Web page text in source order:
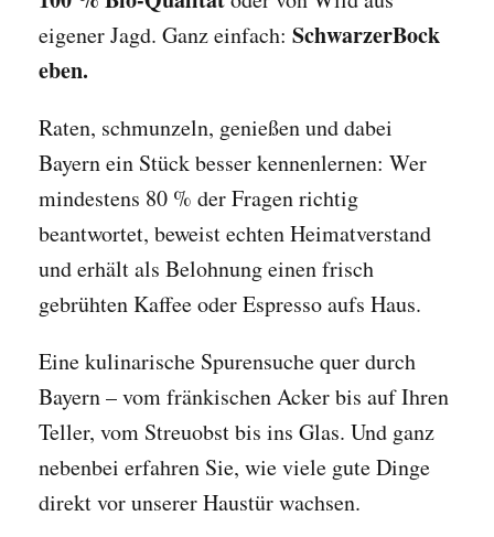
eigener Jagd. Ganz einfach: SchwarzerBock
eben.
Raten, schmunzeln, genießen und dabei
Bayern ein Stück besser kennenlernen: Wer
mindestens 80 % der Fragen richtig
beantwortet, beweist echten Heimatverstand
und erhält als Belohnung einen frisch
gebrühten Kaffee oder Espresso aufs Haus.
Eine kulinarische Spurensuche quer durch
Bayern – vom fränkischen Acker bis auf Ihren
Teller, vom Streuobst bis ins Glas. Und ganz
nebenbei erfahren Sie, wie viele gute Dinge
direkt vor unserer Haustür wachsen.